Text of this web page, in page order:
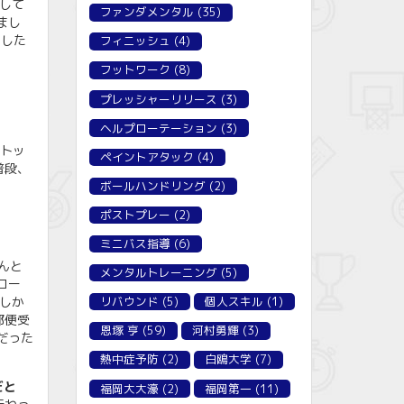
て
し
た
ッ
、
と
ー
か
便受
った
ファンダメンタル (35)
フィニッシュ (4)
フットワーク (8)
プレッシャーリリース (3)
ヘルプローテーション (3)
ペイントアタック (4)
ボールハンドリング (2)
ポストプレー (2)
ミニバス指導 (6)
メンタルトレーニング (5)
リバウンド (5) 個人スキル (1)
恩塚 亨 (59) 河村勇輝 (3)
熱中症予防 (2) 白鴎大学 (7)
福岡大大濠 (2) 福岡第一 (11)